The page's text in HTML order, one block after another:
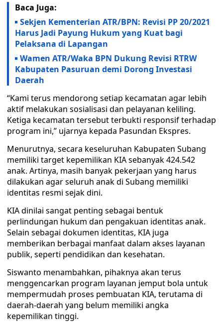
Baca Juga:
Sekjen Kementerian ATR/BPN: Revisi PP 20/2021
Harus Jadi Payung Hukum yang Kuat bagi
Pelaksana di Lapangan
Wamen ATR/Waka BPN Dukung Revisi RTRW
Kabupaten Pasuruan demi Dorong Investasi
Daerah
“Kami terus mendorong setiap kecamatan agar lebih
aktif melakukan sosialisasi dan pelayanan keliling.
Ketiga kecamatan tersebut terbukti responsif terhadap
program ini,” ujarnya kepada Pasundan Ekspres.
Menurutnya, secara keseluruhan Kabupaten Subang
memiliki target kepemilikan KIA sebanyak 424.542
anak. Artinya, masih banyak pekerjaan yang harus
dilakukan agar seluruh anak di Subang memiliki
identitas resmi sejak dini.
KIA dinilai sangat penting sebagai bentuk
perlindungan hukum dan pengakuan identitas anak.
Selain sebagai dokumen identitas, KIA juga
memberikan berbagai manfaat dalam akses layanan
publik, seperti pendidikan dan kesehatan.
Siswanto menambahkan, pihaknya akan terus
menggencarkan program layanan jemput bola untuk
mempermudah proses pembuatan KIA, terutama di
daerah-daerah yang belum memiliki angka
kepemilikan tinggi.